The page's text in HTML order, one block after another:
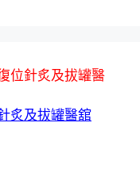
位針炙及拔罐醫
炙及拔罐醫舘